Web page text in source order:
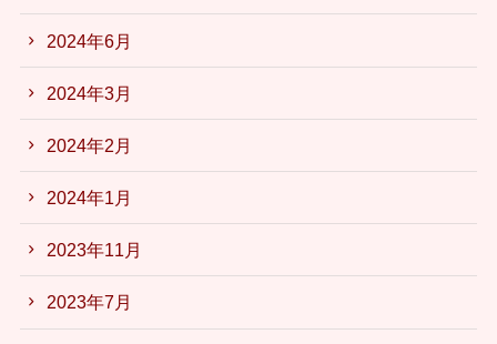
2024年6月
2024年3月
2024年2月
2024年1月
2023年11月
2023年7月